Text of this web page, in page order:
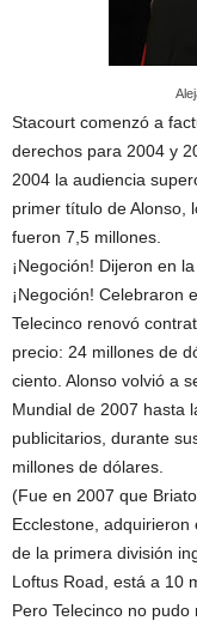
Stacourt comenzó a
derechos para 2004 y
2004 la audiencia
primer título de Alonso,
fueron 7,5 millones.
¡Negoción! Dijeron en la
¡Negoción! Celebraron
Telecinco renovó
precio: 24 millones de
ciento. Alonso volvió a
Mundial de 2007 hasta
publicitarios, durante
millones de dólares.
(Fue en 2007 que
Ecclestone, adquirieron
de la primera división
Loftus Road, está a 10
Pero Telecinco no